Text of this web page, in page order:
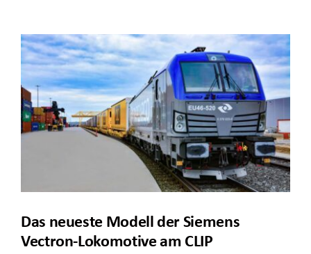
Das neueste Modell der Siemens
Vectron-Lokomotive am CLIP